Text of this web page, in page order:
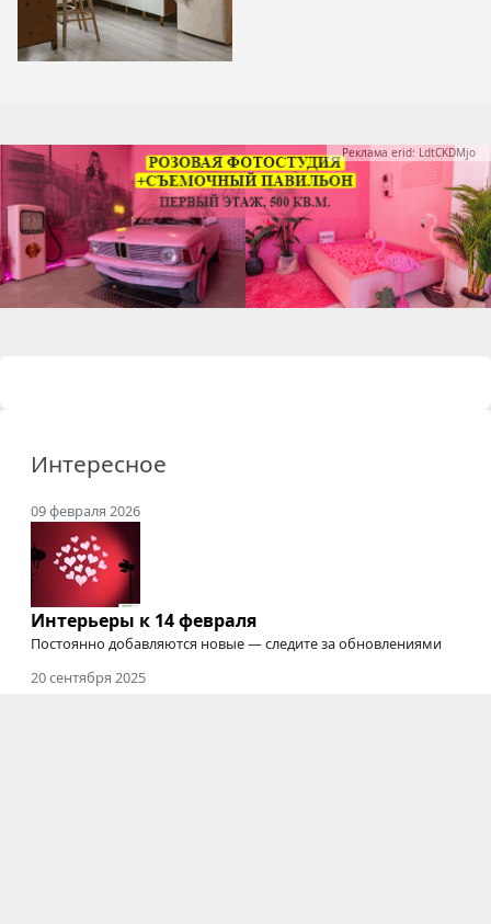
Реклама erid: LdtCKDMjo
Интересное
09 февраля 2026
Интерьеры к 14 февраля
Постоянно добавляются новые — следите за обновлениями
20 сентября 2025